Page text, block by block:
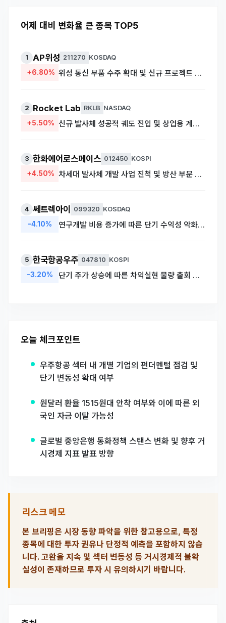
어제 대비 변화율 큰 종목 TOP5
1 AP위성 211270 KOSDAQ
+6.80% 위성 통신 부품 수주 확대 및 신규 프로젝트 참여 기대감 반영
2 Rocket Lab RKLB NASDAQ
+5.50% 신규 발사체 성공적 궤도 진입 및 상업용 계약 확대 소식
3 한화에어로스페이스 012450 KOSPI
+4.50% 차세대 발사체 개발 사업 진척 및 방산 부문 실적 호조 기대
4 쎄트렉아이 099320 KOSDAQ
-4.10% 연구개발 비용 증가에 따른 단기 수익성 악화 우려로 매물 출회
5 한국항공우주 047810 KOSPI
-3.20% 단기 주가 상승에 따른 차익실현 물량 출회 및 밸류에이션 부담
오늘 체크포인트
우주항공 섹터 내 개별 기업의 펀더멘털 점검 및
단기 변동성 확대 여부
원달러 환율 1515원대 안착 여부와 이에 따른 외
국인 자금 이탈 가능성
글로벌 중앙은행 통화정책 스탠스 변화 및 향후 거
시경제 지표 발표 방향
리스크 메모
본 브리핑은 시장 동향 파악을 위한 참고용으로, 특정
종목에 대한 투자 권유나 단정적 예측을 포함하지 않습
니다. 고환율 지속 및 섹터 변동성 등 거시경제적 불확
실성이 존재하므로 투자 시 유의하시기 바랍니다.